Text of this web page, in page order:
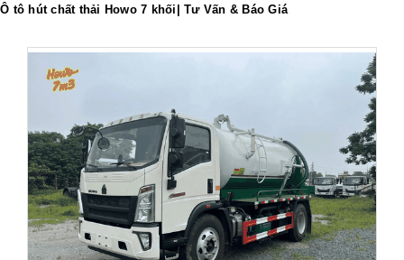
Ô tô hút chất thải Howo 7 khối| Tư Vấn & Báo Giá